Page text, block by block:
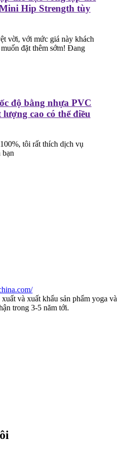
Hip Strength tùy
vời, với mức giá này khách
đặt thêm sớm! Đang
độ bằng nhựa PVC
cao có thể điều
tôi rất thích dịch vụ
bạn
và xuất khẩu sản phẩm yoga và
trong 3-5 năm tới.